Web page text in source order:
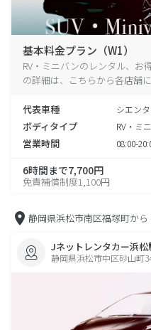
基本料金プラン（W1）
RV・ミニバンのレンタル、お
の詳細は、こちらから各店舗
代表車種 シエン
ボディタイプ RV・ミ
営業時間 08:00-
6時間まで7,700円
免責補償制度1,100円
静岡県浜松市南区福塚町から
Jネットレンタカー浜松
静岡県浜松市中区砂山町